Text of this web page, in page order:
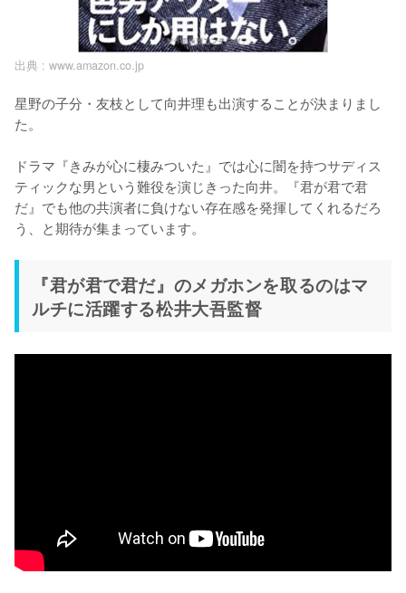
出典 : www.amazon.co.jp
星野の子分・友枝として向井理も出演することが決まりまし
た。
ドラマ『きみが心に棲みついた』では心に闇を持つサディス
ティックな男という難役を演じきった向井。『君が君で君
だ』でも他の共演者に負けない存在感を発揮してくれるだろ
う、と期待が集まっています。
『君が君で君だ』のメガホンを取るのはマ
ルチに活躍する松井大吾監督